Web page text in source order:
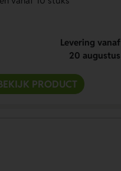
Levering vanaf
20 augustus
PRODUCT